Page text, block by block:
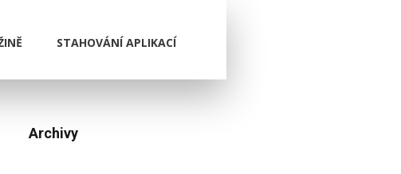
STAHOVÁNÍ APLIKACÍ
Archivy